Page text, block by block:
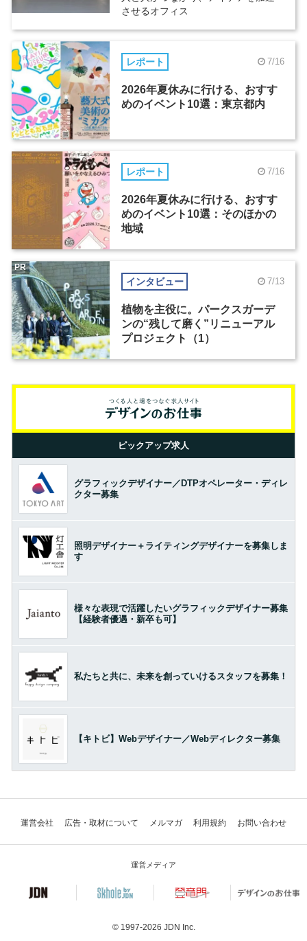
させるオフィス
レポート 7/16
2026年夏休みに行ける、おすす
めのイベント10選：東京都内
レポート 7/16
2026年夏休みに行ける、おすす
めのイベント10選：そのほかの
地域
インタビュー 7/13
植物を主役に。パークスガーデ
ンの“残して磨く”リニューアル
プロジェクト（1）
PR
ピックアップ求人
グラフィックデザイナー／DTPオペレーター・ディレ
クター募集
照明デザイナー＋ライティングデザイナーを募集しま
す
様々な表現で活躍したいグラフィックデザイナー募集
【経験者優遇・新卒も可】
私たちと共に、未来を創っていけるスタッフを募集！
【キトビ】Webデザイナー／Webディレクター募集
運営会社 広告・取材について メルマガ 利用規約 お問い合わせ
運営メディア
© 1997-2026 JDN Inc.